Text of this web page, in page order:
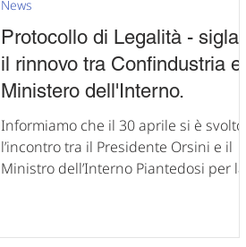
Protocollo di Legalità - siglato
il rinnovo tra Confindustria e il
Ministero dell'Interno.
Informiamo che il 30 aprile si è svolto
l’incontro tra il Presidente Orsini e il
Ministro dell’Interno Piantedosi per la
collaborazione, iniziata nel 2010, tra
News